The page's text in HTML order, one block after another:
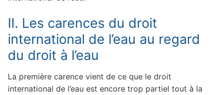
II. Les carences du droit
international de l’eau au regard
du droit à l’eau
La première carence vient de ce que le droit
international de l’eau est encore trop partiel tout à la